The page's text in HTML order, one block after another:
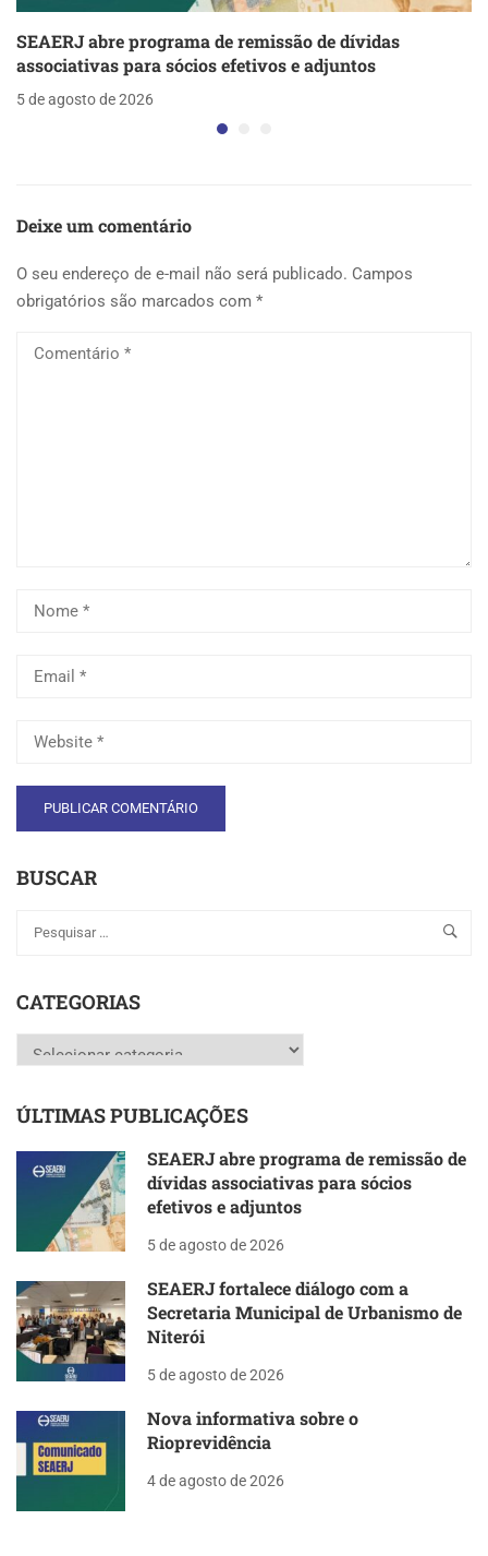
SEAERJ abre programa de remissão de dívidas
associativas para sócios efetivos e adjuntos
5 de agosto de 2026
Deixe um comentário
O seu endereço de e-mail não será publicado. Campos
obrigatórios são marcados com *
BUSCAR
CATEGORIAS
Categorias
ÚLTIMAS PUBLICAÇÕES
SEAERJ abre programa de remissão de
dívidas associativas para sócios
efetivos e adjuntos
5 de agosto de 2026
SEAERJ fortalece diálogo com a
Secretaria Municipal de Urbanismo de
Niterói
5 de agosto de 2026
Nova informativa sobre o
Rioprevidência
4 de agosto de 2026